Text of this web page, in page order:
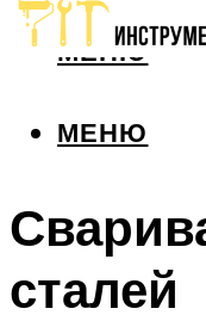
МЕНЮ
МЕНЮ
сталей